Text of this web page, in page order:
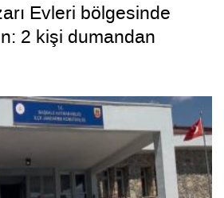
Evleri bölgesinde
2 kişi dumandan